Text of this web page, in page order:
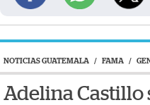
NOTICIAS GUATEMALA / FAMA /
Adelina Castillo